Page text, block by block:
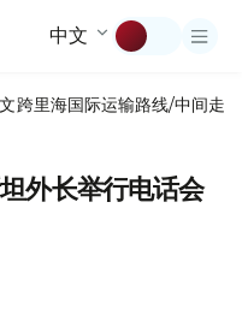
中文
跨里海国际运输路线/中间走廊
外长举行电话会